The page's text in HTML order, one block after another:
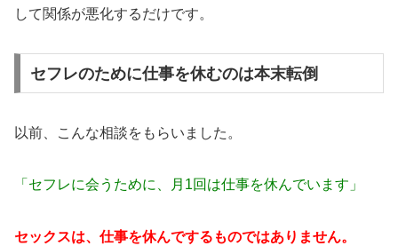
して関係が悪化するだけです。
セフレのために仕事を休むのは本末転倒
以前、こんな相談をもらいました。
「セフレに会うために、月1回は仕事を休んでいます」
セックスは、仕事を休んでするものではありません。